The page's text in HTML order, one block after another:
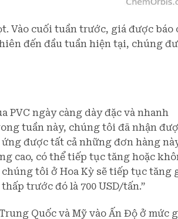
Vào cuối tuần trước, giá được báo
đến đầu tuần hiện tại, chúng
PVC ngày càng dày đặc và nhanh
tuần này, chúng tôi đã nhận
được tất cả những đơn hàng
cao, có thể tiếp tục tăng hoặc
tôi ở Hoa Kỳ sẽ tiếp tục tăng
trước đó là 700 USD/tấn.”
Quốc và Mỹ vào Ấn Độ ở mức